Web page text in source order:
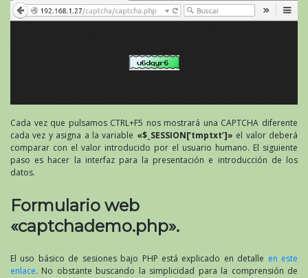
Cada vez que pulsamos CTRL+F5 nos mostrará una CAPTCHA diferente
cada vez y asigna a la variable «$_SESSION[‘tmptxt’]» el valor deberá
comparar con el valor introducido por el usuario humano. El siguiente
paso es hacer la interfaz para la presentación e introducción de los
datos.
Formulario web
«captchademo.php».
El uso básico de sesiones bajo PHP está explicado en detalle en este
enlace. No obstante buscando la simplicidad para la comprensión de